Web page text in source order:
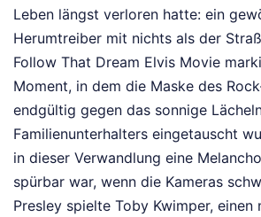
Leben längst verloren hatte: ein
Herumtreiber mit nichts als der
Follow That Dream Elvis Movie
Moment, in dem die Maske des
endgültig gegen das sonnige
Familienunterhalters eingetauscht
in dieser Verwandlung eine
spürbar war, wenn die Kameras
Presley spielte Toby Kwimper, einen